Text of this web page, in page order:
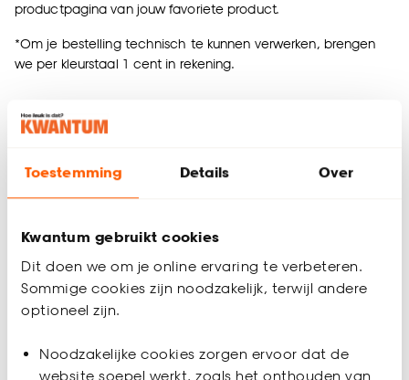
Toestemming Details Over
Kwantum gebruikt cookies
Dit doen we om je online ervaring te verbeteren.
Sommige cookies zijn noodzakelijk, terwijl andere
optioneel zijn.
Noodzakelijke cookies zorgen ervoor dat de
website soepel werkt, zoals het onthouden van
productpagina van jouw favoriete product.
*Om je bestelling technisch te kunnen verwerken, brengen
we per kleurstaal 1 cent in rekening.
Bekijk kleurstalen raambekleding